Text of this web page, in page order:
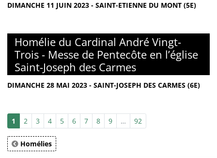
DIMANCHE 11 JUIN 2023 - SAINT-ETIENNE DU MONT (5E)
Homélie du Cardinal André Vingt-
Trois - Messe de Pentecôte en l’église
Saint-Joseph des Carmes
DIMANCHE 28 MAI 2023 - SAINT-JOSEPH DES CARMES (6E)
1 2 3 4 5 6 7 8 9 … 92
Homélies